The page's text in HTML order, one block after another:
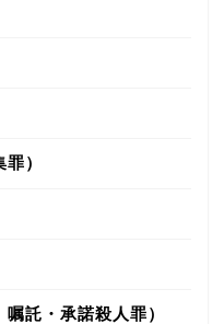
）
託・承諾殺人罪）